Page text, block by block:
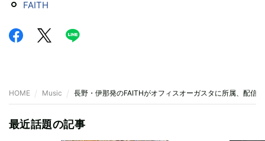
FAITH
HOME Music 長野・伊那発のFAITHがオフィスオーガスタに所属、配信
最近話題の記事